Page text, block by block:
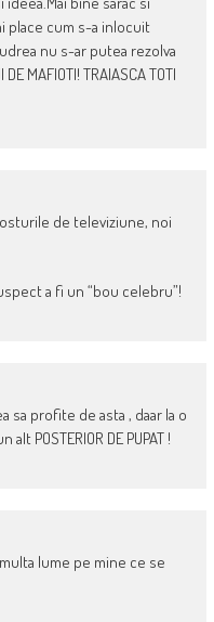
place cum s-a inlocuit
nu s-ar putea rezolva
MAFIOTI! TRAIASCA TOTI
de televiziune, noi
a fi un “bou celebru”!
sa profite de asta , daar la o
POSTERIOR DE PUPAT !
lume pe mine ce se